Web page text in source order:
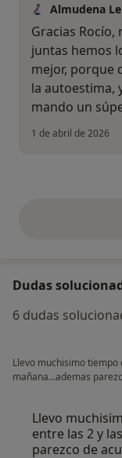
Almudena
Gracias
juntas hemos
mejor, porque
la autoestima,
mando un
1 de abril de 2026
Dudas
6 dudas
Llevo muchisimo
mañana...ademas
Llevo
entre las 2 y
parezco de